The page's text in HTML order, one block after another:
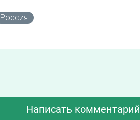
Россия
Написать комментарий